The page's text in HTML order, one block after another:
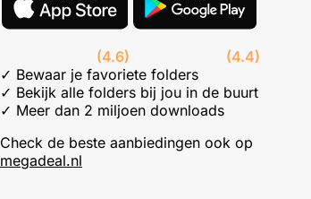
(4.6)
(4.4)
✓ Bewaar je favoriete folders
✓ Bekijk alle folders bij jou in de buurt
✓ Meer dan 2 miljoen downloads
Check de beste aanbiedingen ook op
megadeal.nl